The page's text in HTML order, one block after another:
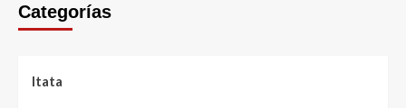
Categorías
Itata